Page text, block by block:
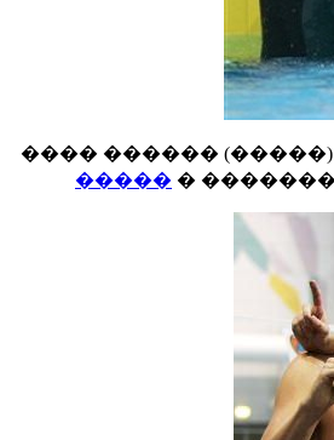
���� ������
����� � �������